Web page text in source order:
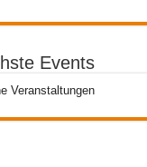
Events
Veranstaltungen